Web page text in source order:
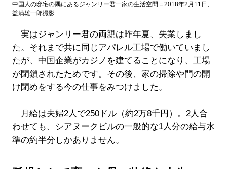
中国人の邸宅の隅にあるジャンリー君一家の生活空間＝2018年2月11日、
益満雄一郎撮影
実はジャンリー君の両親は昨年夏、失業しまし
た。それまで共に同じアパレル工場で働いていまし
たが、中国企業がカジノを建てることになり、工場
が閉鎖されたためです。その後、家の掃除や門の開
け閉めをする今の仕事をみつけました。
月給は夫婦2人で250ドル（約2万8千円）。2人合
わせても、シアヌークビルの一般的な1人分の給与水
準の約半分しかありません。